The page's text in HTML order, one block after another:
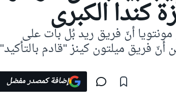
كندا الكبرى
خوان بابلو مونتويا أنّ فريق ريد بُل بات على
فريق ميلتون كينز "قادم بالتأكيد"
إضافة كمصدر مفضل